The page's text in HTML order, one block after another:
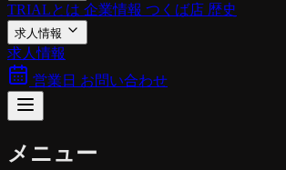
TRIALとは 企業情報 つくば店 歴史
求人情報
求人情報
営業日 お問い合わせ
メニュー